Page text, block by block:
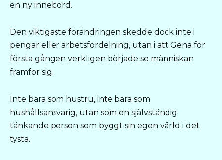
en ny innebörd.
Den viktigaste förändringen skedde dock inte i
pengar eller arbetsfördelning, utan i att Gena för
första gången verkligen började se människan
framför sig.
Inte bara som hustru, inte bara som
hushållsansvarig, utan som en självständig
tänkande person som byggt sin egen värld i det
tysta.